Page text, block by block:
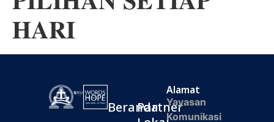
𝐇𝐀𝐑𝐈
BerandaPartner
Alamat
Yayasan
Komunikasi